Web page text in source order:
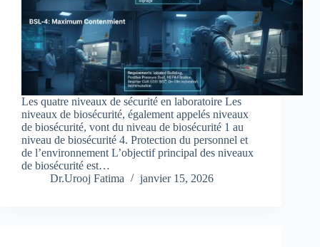
Les quatre niveaux de sécurité en laboratoire Les
niveaux de biosécurité, également appelés niveaux
de biosécurité, vont du niveau de biosécurité 1 au
niveau de biosécurité 4. Protection du personnel et
de l’environnement L’objectif principal des niveaux
de biosécurité est…
Dr.Urooj Fatima
janvier 15, 2026